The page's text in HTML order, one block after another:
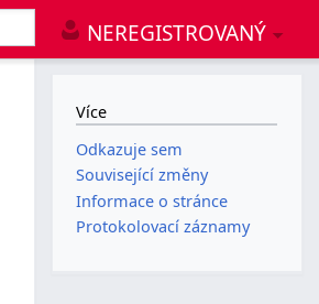
NEREGISTROVANÝ
Více
Odkazuje sem
Související změny
Informace o stránce
Protokolovací záznamy